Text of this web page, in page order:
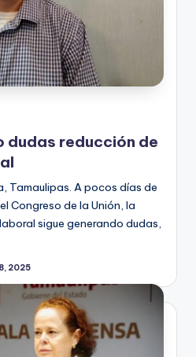
dudas reducción de
Tamaulipas. A pocos días de
Congreso de la Unión, la
sigue generando dudas,
2025